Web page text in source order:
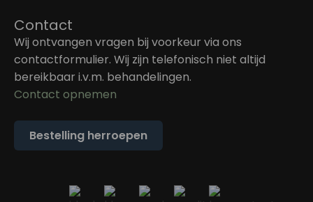
Contact
Wij ontvangen vragen bij voorkeur via ons
contactformulier. Wij zijn telefonisch niet altijd
bereikbaar i.v.m. behandelingen.
Contact opnemen
Bestelling herroepen